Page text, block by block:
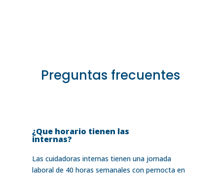
Preguntas frecuentes
¿Que horario tienen las
internas?
Las cuidadoras internas tienen una jornada
laboral de 40 horas semanales con pernocta en